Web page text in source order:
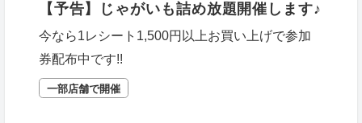
【予告】じゃがいも詰め放題開催します♪
今なら1レシート1,500円以上お買い上げで参加
券配布中です!!
一部店舗で開催